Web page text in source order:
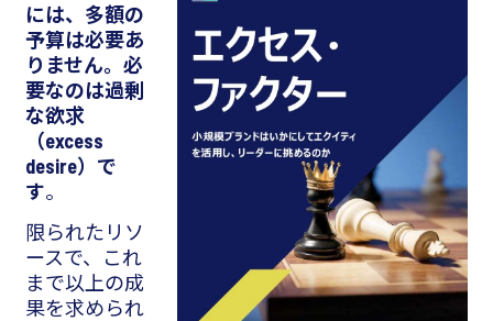
には、多額の
予算は必要あ
りません。必
要なのは過剰
な欲求
（excess
desire）で
す。
限られたリソ
ースで、これ
まで以上の成
果を求められ